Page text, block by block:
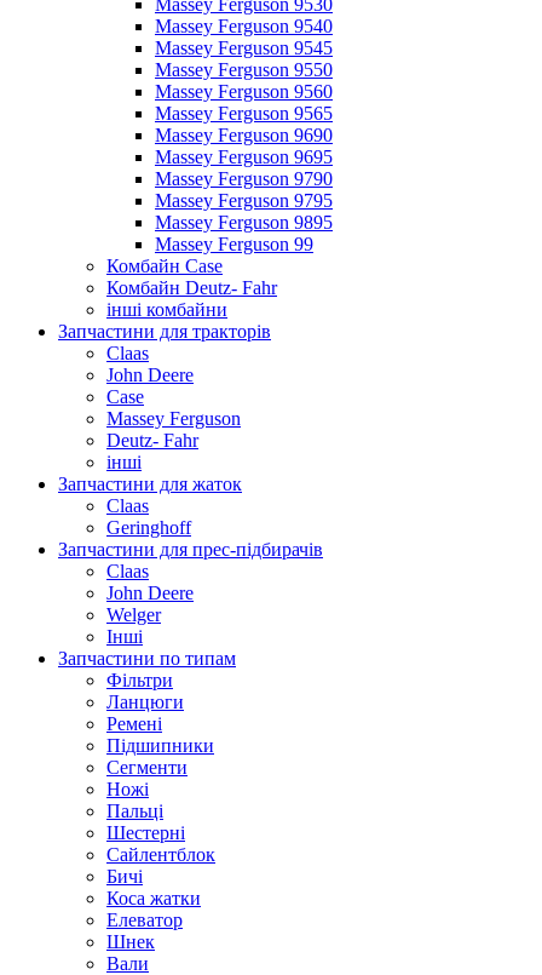
Massey Ferguson 9530
Massey Ferguson 9540
Massey Ferguson 9545
Massey Ferguson 9550
Massey Ferguson 9560
Massey Ferguson 9565
Massey Ferguson 9690
Massey Ferguson 9695
Massey Ferguson 9790
Massey Ferguson 9795
Massey Ferguson 9895
Massey Ferguson 99
Комбайн Case
Комбайн Deutz- Fahr
інші комбайни
Запчастини для тракторів
Claas
John Deere
Case
Massey Ferguson
Deutz- Fahr
інші
Запчастини для жаток
Claas
Geringhoff
Запчастини для прес-підбирачів
Claas
John Deere
Welger
Інші
Запчастини по типам
Фільтри
Ланцюги
Ремені
Підшипники
Сегменти
Ножі
Пальці
Шестерні
Сайлентблок
Бичі
Коса жатки
Елеватор
Шнек
Вали